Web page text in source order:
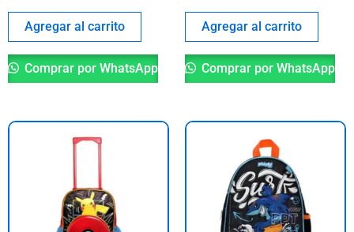
Agregar al carrito
Comprar por WhatsApp
Agregar al carrito
Comprar por WhatsApp